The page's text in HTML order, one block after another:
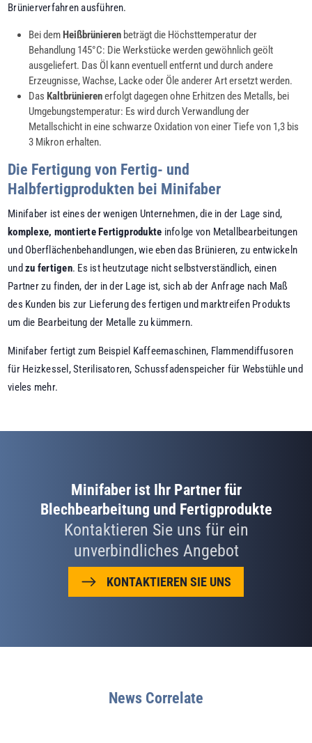
Brünierverfahren ausführen.
Bei demHeißbrünieren beträgt die Höchsttemperatur der
Behandlung 145°C: Die Werkstücke werden gewöhnlich geölt
ausgeliefert. Das Öl kann eventuell entfernt und durch andere
Erzeugnisse, Wachse, Lacke oder Öle anderer Art ersetzt werden.
DasKaltbrünierenerfolgt dagegen ohne Erhitzen des Metalls, bei
Umgebungstemperatur: Es wird durch Verwandlung der
Metallschicht in eine schwarze Oxidation von einer Tiefe von 1,3 bis
3 Mikron erhalten.
Die Fertigung von Fertig- und
Halbfertigprodukten bei Minifaber
Minifaber ist eines der wenigen Unternehmen, die in der Lage sind,
komplexe, montierte Fertigprodukte infolge von Metallbearbeitungen
und Oberflächenbehandlungen, wie eben das Brünieren, zu entwickeln
undzu fertigen. Es ist heutzutage nicht selbstverständlich, einen
Partner zu finden, der in der Lage ist, sich ab der Anfrage nach Maß
des Kunden bis zur Lieferung des fertigen und marktreifen Produkts
um die Bearbeitung der Metalle zu kümmern.
Minifaber fertigt zum Beispiel Kaffeemaschinen, Flammendiffusoren
für Heizkessel, Sterilisatoren, Schussfadenspeicher für Webstühle und
vieles mehr.
Minifaber ist Ihr Partner für
Blechbearbeitung und Fertigprodukte
Kontaktieren Sie uns für ein
unverbindliches Angebot
KONTAKTIEREN SIE UNS
News Correlate